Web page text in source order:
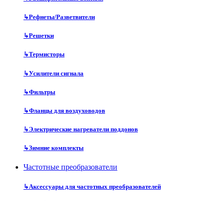
↳Рефнеты/Разветвители
↳Решетки
↳Термисторы
↳Усилители сигнала
↳Фильтры
↳Фланцы для воздуховодов
↳Электрические нагреватели поддонов
↳Зимние комплекты
Частотные преобразователи
↳Аксессуары для частотных преобразователей